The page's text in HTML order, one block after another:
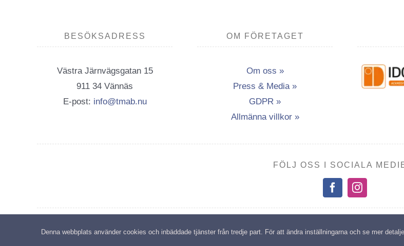
BESÖKSADRESS
Västra Järnvägsgatan 15
911 34 Vännäs
E-post: info@tmab.nu
OM FÖRETAGET
Om oss »
Press & Media »
GDPR »
Allmänna villkor »
FÖLJ OSS I SOCIALA
Copyright: Transport- & Miljöutbildning i Vännäsby AB
Denna webbplats använder cookies och inbäddade tjänster från tredje part. För att ändra inställningarna och se mer